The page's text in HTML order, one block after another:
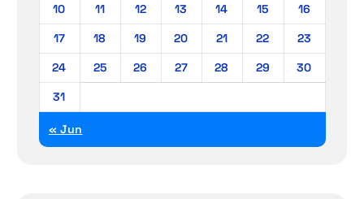
10
11 12 13 14 15
16
17
18 19 20 21 22
23
24
25 26 27 28 29
30
31
« Jun